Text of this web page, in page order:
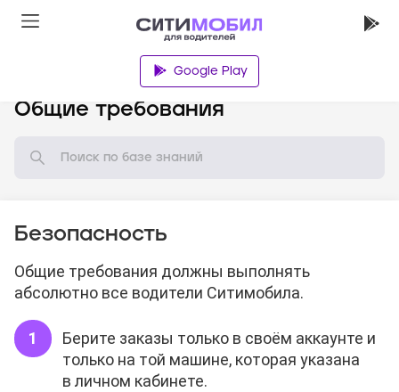
Google Play
Общие требования
Безопасность
Общие требования должны выполнять
абсолютно все водители Ситимобила.
Берите заказы только в своём аккаунте и
только на той машине, которая указана
в личном кабинете.